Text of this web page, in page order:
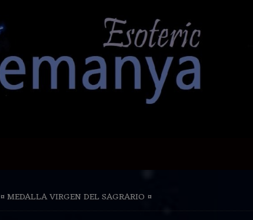
¤ MEDALLA VIRGEN DEL SAGRARIO ¤